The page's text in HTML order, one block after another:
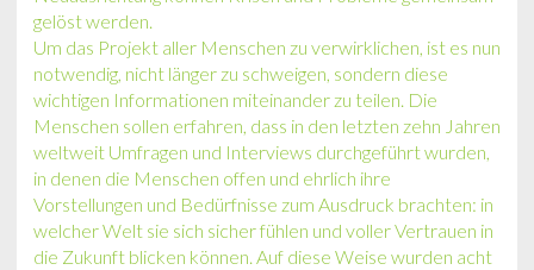
gelöst werden.
Um das Projekt aller Menschen zu verwirklichen, ist es nun
notwendig, nicht länger zu schweigen, sondern diese
wichtigen Informationen miteinander zu teilen. Die
Menschen sollen erfahren, dass in den letzten zehn Jahren
weltweit Umfragen und Interviews durchgeführt wurden,
in denen die Menschen offen und ehrlich ihre
Vorstellungen und Bedürfnisse zum Ausdruck brachten: in
welcher Welt sie sich sicher fühlen und voller Vertrauen in
die Zukunft blicken können. Auf diese Weise wurden acht